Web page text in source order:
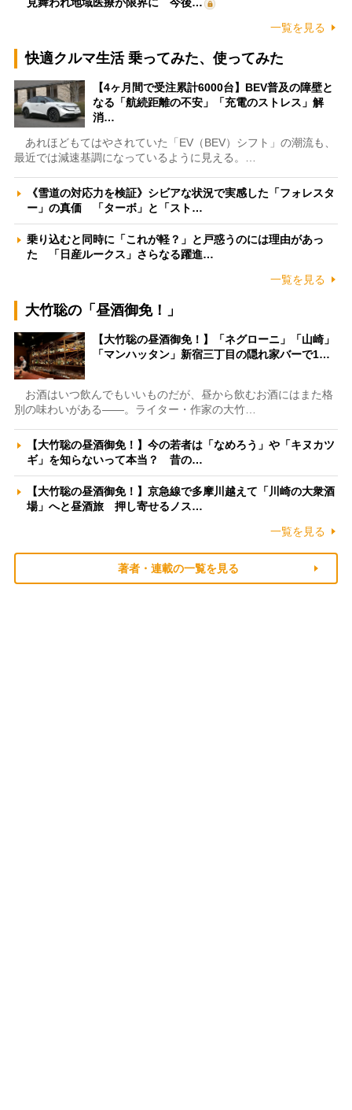
見舞われ地域医療が限界に 今後…
一覧を見る
快適クルマ生活 乗ってみた、使ってみた
【4ヶ月間で受注累計6000台】BEV普及の障壁と
なる「航続距離の不安」「充電のストレス」解
消…
あれほどもてはやされていた「EV（BEV）シフト」の潮流も、
最近では減速基調になっているように見える。…
《雪道の対応力を検証》シビアな状況で実感した「フォレスタ
ー」の真価 「ターボ」と「スト…
乗り込むと同時に「これが軽？」と戸惑うのには理由があっ
た 「日産ルークス」さらなる躍進…
一覧を見る
大竹聡の「昼酒御免！」
【大竹聡の昼酒御免！】「ネグローニ」「山崎」
「マンハッタン」新宿三丁目の隠れ家バーで1…
お酒はいつ飲んでもいいものだが、昼から飲むお酒にはまた格
別の味わいがある――。ライター・作家の大竹…
【大竹聡の昼酒御免！】今の若者は「なめろう」や「キヌカツ
ギ」を知らないって本当？ 昔の…
【大竹聡の昼酒御免！】京急線で多摩川越えて「川崎の大衆酒
場」へと昼酒旅 押し寄せるノス…
一覧を見る
著者・連載の一覧を見る